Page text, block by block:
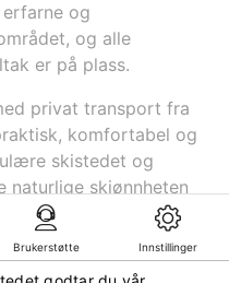
Brukerstøtte Innstillinger
og
og alle
er på plass.
privat transport fra
komfortabel og
skistedet og
naturlige skjønnheten